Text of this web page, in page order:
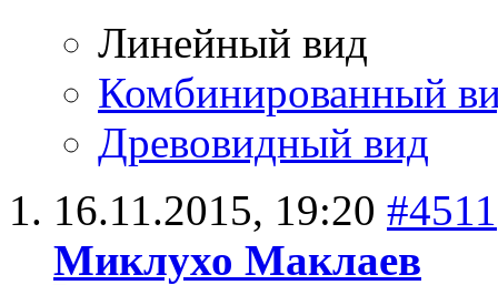
Линейный вид
Комбинированный
Древовидный вид
16.11.2015, 19:20 #4511
Миклухо Маклаев